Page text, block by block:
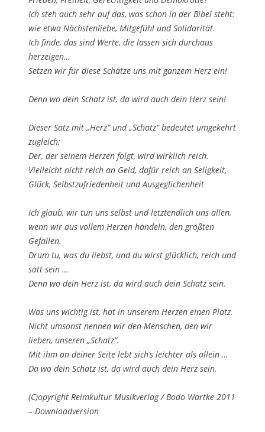
Ich steh auch sehr auf das, was schon in der Bibel steht:
wie etwa Nächstenliebe, Mitgefühl und Solidarität.
Ich finde, das sind Werte, die lassen sich durchaus
herzeigen…
Setzen wir für diese Schätze uns mit ganzem Herz ein!
Denn wo dein Schatz ist, da wird auch dein Herz sein!
Dieser Satz mit „Herz“ und „Schatz“ bedeutet umgekehrt
zugleich:
Der, der seinem Herzen folgt, wird wirklich reich.
Vielleicht nicht reich an Geld, dafür reich an Seligkeit,
Glück, Selbstzufriedenheit und Ausgeglichenheit
Ich glaub, wir tun uns selbst und letztendlich uns allen,
wenn wir aus vollem Herzen handeln, den größten
Gefallen.
Drum tu, was du liebst, und du wirst glücklich, reich und
satt sein …
Denn wo dein Herz ist, da wird auch dein Schatz sein.
Was uns wichtig ist, hat in unserem Herzen einen Platz.
Nicht umsonst nennen wir den Menschen, den wir
lieben, unseren „Schatz“.
Mit ihm an deiner Seite lebt sich’s leichter als allein …
Da wo dein Schatz ist, da wird auch dein Herz sein.
(C)opyright Reimkultur Musikverlag / Bodo Wartke 2011
– Downloadversion